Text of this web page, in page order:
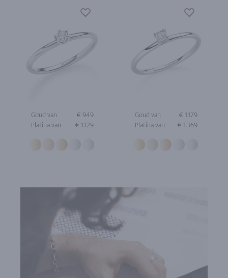
Goud van
€ 949
Platina van
€ 1.129
Goud van
€ 1.179
Platina van
€ 1.369